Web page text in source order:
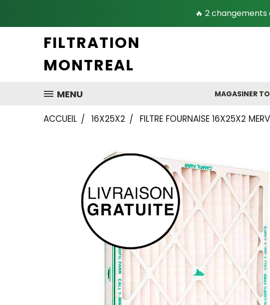
🔥 2
FILTRATION
MONTREAL
MENU MAGASINER
ACCUEIL 16X25X2 FILTRE FOURNAISE 16X25X2